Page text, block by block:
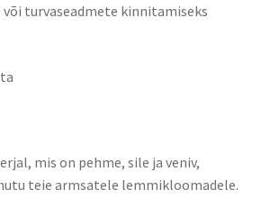
või turvaseadmete kinnitamiseks
mis on pehme, sile ja veniv,
teie armsatele lemmikloomadele.